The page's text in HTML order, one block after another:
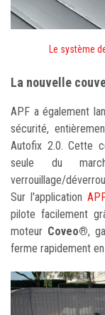
Le système
La nouvelle
APF a également
sécurité,
Autofix 2.0. Cette
seule du
verrouillage/
Sur l'application
pilote facilement
moteur Coveo®,
ferme rapidement